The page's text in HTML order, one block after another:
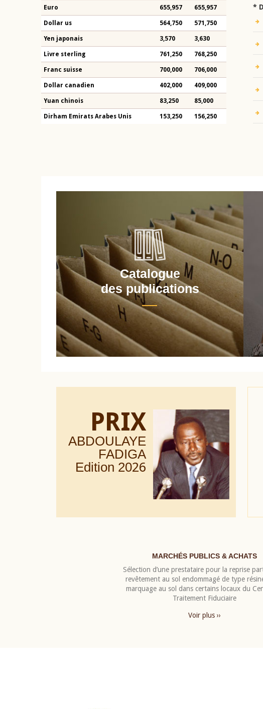
Euro 655,957 655,957
Dollar us 564,750 571,750
Yen japonais 3,570 3,630
Livre sterling 761,250 768,250
Franc suisse 700,000 706,000
Dollar canadien 402,000 409,000
Yuan chinois 83,250 85,000
Dirham Emirats Arabes Unis 153,250 156,250
*
Catalogue
des publications
PRIX
ABDOULAYE
FADIGA
Edition 2026
MARCHÉS PUBLICS & ACHATS
Sélection d’une prestataire pour la reprise
revêtement au sol endommagé de type
marquage au sol dans certains locaux du
Traitement Fiduciaire
Voir plus ››